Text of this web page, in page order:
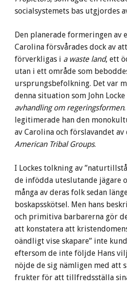
socialsystemets bas utgjordes
Den planerade formeringen av
Carolina försvårades dock av
förverkligas i a waste land, ett
utan i ett område som
ursprungsbefolkning. Det var
denna situation som John
avhandling om regeringsformen
legitimerade han den
av Carolina och förslavandet
American Tribal Groups.
I Lockes tolkning av
de infödda uteslutande jägare
många av deras folk sedan
boskapsskötsel. Men hans
och primitiva barbarerna gör
att konstatera att
oändligt vise skapare” inte
eftersom de inte följde Hans
nöjde de sig nämligen med att
frukter för att tillfredsställa